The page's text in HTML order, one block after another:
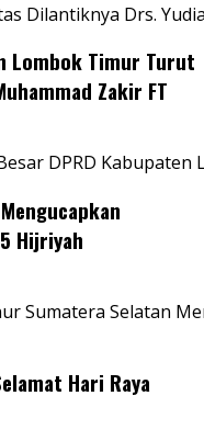
Dilantiknya Drs.
Lombok Timur Turut
Zakir FT
DPRD
Hijriyah
Sumatera Selatan
Hari Raya